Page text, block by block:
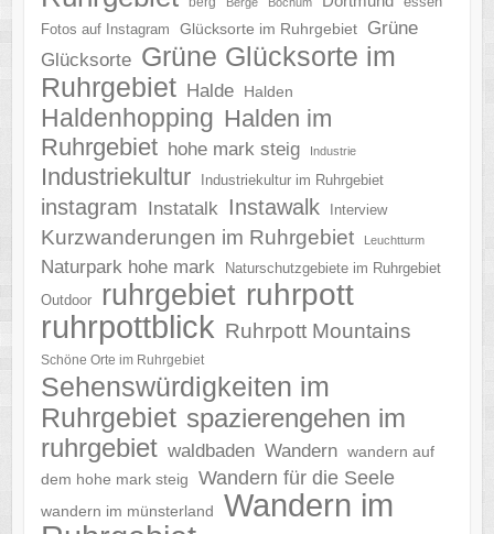
Fotos auf Instagram
Glücksorte im Ruhrgebiet
Grüne
Glücksorte Grüne Glücksorte im
Ruhrgebiet Halde Halden
Haldenhopping Halden im
Ruhrgebiet hohe mark steig Industrie
Industriekultur Industriekultur im Ruhrgebiet
instagram Instatalk Instawalk Interview
Kurzwanderungen im Ruhrgebiet Leuchtturm
Naturpark hohe mark
Naturschutzgebiete im Ruhrgebiet
Outdoor
ruhrgebiet ruhrpott
ruhrpottblick Ruhrpott Mountains
Schöne Orte im Ruhrgebiet
Sehenswürdigkeiten im
Ruhrgebiet spazierengehen im
ruhrgebiet waldbaden Wandern wandern auf
dem hohe mark steig
Wandern für die Seele
wandern im münsterland
Wandern im